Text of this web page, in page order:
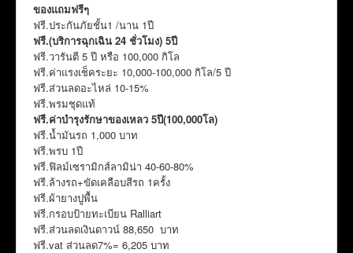
ของแถมฟรีๆ
ฟรี.ประกันภัยชั้น1 /นาน 1ปี
ฟรี.(บริการฉุกเฉิน 24 ชั่วโมง) 5ปี
ฟรี.วารันตี 5 ปี หรือ 100,000 กิโล
ฟรี.ค่าแรงเช็คระยะ 10,000-100,000 กิโล/5 ปี
ฟรี.ส่วนลดอะไหล่ 10-15%
ฟรี.พรมชุดแท้
ฟรี.ค่าบำรุงรักษาของเหลว 5ปี(100,000โล)
ฟรี.น้ำมันรถ 1,000 บาท
ฟรี.พรบ 1ปี
ฟรี.ฟิลม์เซรามิกส์ลามิน่า 40-60-80%
ฟรี.ล้างรถ+ขัดเคลือบสีรถ 1ครั้ง
ฟรี.ผ้ายางปูพื้น
ฟรี.กรอบป้ายทะเบียน Ralliart
ฟรี.ส่วนลดเงินดาวน์ 88,650 บาท
ฟรี.vat ส่วนลด7%= 6,205 บาท